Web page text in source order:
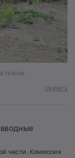
трассы
Скачать
части. Комиссия